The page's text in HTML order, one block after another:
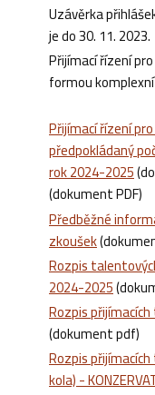
Uzávěrka
je do 30. 11. 2023.
Přijímací řízení
formou
Přijímací řízení
předpokládaný
rok 2024-2025
(dokument PDF)
Předběžné
zkoušek
Rozpis
2024-2025
Rozpis
(dokument pdf)
Rozpis
kola) -